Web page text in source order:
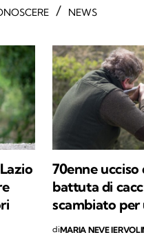
/ NEWS
70enne
battuta di
scambiato per
diMARIA NEVE